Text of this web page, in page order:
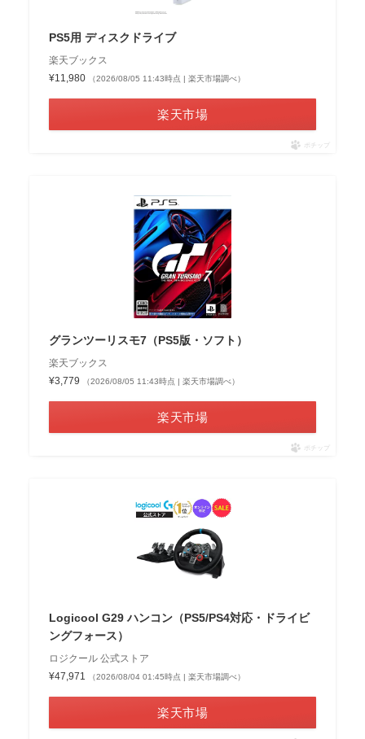
PS5用 ディスクドライブ
楽天ブックス
¥11,980
（2026/08/05 11:43時点 | 楽天市場調べ）
楽天市場
ポチップ
グランツーリスモ7（PS5版・ソフト）
楽天ブックス
¥3,779
（2026/08/05 11:43時点 | 楽天市場調べ）
楽天市場
ポチップ
Logicool G29 ハンコン（PS5/PS4対応・ドライビ
ングフォース）
ロジクール 公式ストア
¥47,971
（2026/08/04 01:45時点 | 楽天市場調べ）
楽天市場